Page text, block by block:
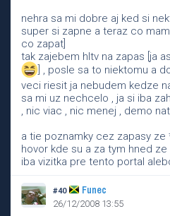
nehra sa mi dobre aj ked si
super si zapne a teraz co
co zapat]
tak zajebem hltv na zapas [ja
] , posle sa to niektomu a
veci riesit ja nebudem kedze
sa mi uz nechcelo , ja si iba
, nic viac , nic menej , demo
a tie poznamky cez zapasy ze
hovor kde su a za tym hned
iba vizitka pre tento portal
#40 Funec
26/12/2008 13:55